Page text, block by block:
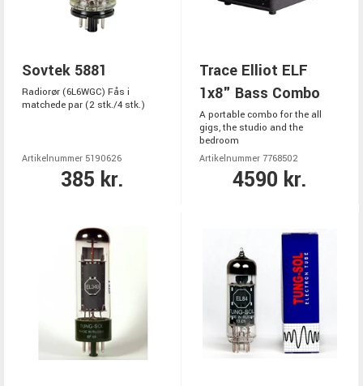
Sovtek 5881
Radiorør (6L6WGC) Fås i
matchede par (2 stk./4 stk.)
Artikelnummer 5190626
385 kr.
Trace Elliot ELF
1x8" Bass Combo
A portable combo for the all
gigs, the studio and the
bedroom
Artikelnummer 7768502
4590 kr.